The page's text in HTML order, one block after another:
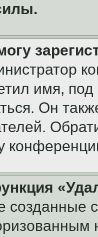
имя,
Он
созданные